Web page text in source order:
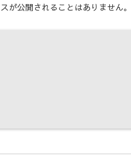
が公開されることはありません。